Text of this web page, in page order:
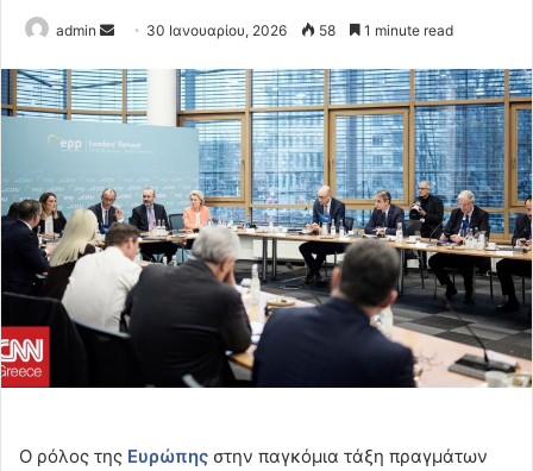
admin
Send
email
30 Ιανουαρίου, 2026 58 1 minute read
Ο ρόλος της Ευρώπης στην παγκόμια τάξη πραγμάτων